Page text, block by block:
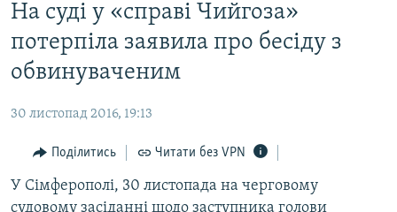
основного
матеріалу
Перейти
до
основної
Перейти
пошуку
ВОДА.КРИМ
ВІДЕО ТА ФОТО
БЛОГИ
ПОГЛЯД
ІНТЕРВ'Ю
На суді у «справі Чийгоза»
потерпіла заявила про бесіду з
обвинуваченим
30 листопад 2016, 19:13
Поділитись Читати без VPN
У Сімферополі, 30 листопада на черговому
судовому засіданні щодо заступника голови